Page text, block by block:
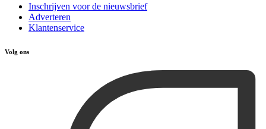
Inschrijven voor de nieuwsbrief
Adverteren
Klantenservice
Volg ons